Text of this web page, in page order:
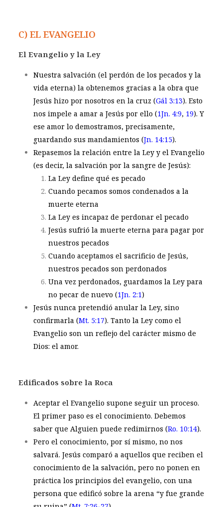
C) EL EVANGELIO
El Evangelio y la Ley
Nuestra salvación (el perdón de los pecados y la
vida eterna) la obtenemos gracias a la obra que
Jesús hizo por nosotros en la cruz (Gál 3:13). Esto
nos impele a amar a Jesús por ello (1Jn. 4:9, 19). Y
ese amor lo demostramos, precisamente,
guardando sus mandamientos (Jn. 14:15).
Repasemos la relación entre la Ley y el Evangelio
(es decir, la salvación por la sangre de Jesús):
La Ley define qué es pecado
Cuando pecamos somos condenados a la
muerte eterna
La Ley es incapaz de perdonar el pecado
Jesús sufrió la muerte eterna para pagar por
nuestros pecados
Cuando aceptamos el sacrificio de Jesús,
nuestros pecados son perdonados
Una vez perdonados, guardamos la Ley para
no pecar de nuevo (1Jn. 2:1)
Jesús nunca pretendió anular la Ley, sino
confirmarla (Mt. 5:17). Tanto la Ley como el
Evangelio son un reflejo del carácter mismo de
Dios: el amor.
Edificados sobre la Roca
Aceptar el Evangelio supone seguir un proceso.
El primer paso es el conocimiento. Debemos
saber que Alguien puede redimirnos (Ro. 10:14).
Pero el conocimiento, por sí mismo, no nos
salvará. Jesús comparó a aquellos que reciben el
conocimiento de la salvación, pero no ponen en
práctica los principios del evangelio, con una
persona que edificó sobre la arena “y fue grande